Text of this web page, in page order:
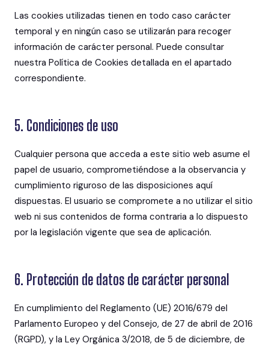
Las cookies utilizadas tienen en todo caso carácter
temporal y en ningún caso se utilizarán para recoger
información de carácter personal. Puede consultar
nuestra Política de Cookies detallada en el apartado
correspondiente.
5. Condiciones de uso
Cualquier persona que acceda a este sitio web asume el
papel de usuario, comprometiéndose a la observancia y
cumplimiento riguroso de las disposiciones aquí
dispuestas. El usuario se compromete a no utilizar el sitio
web ni sus contenidos de forma contraria a lo dispuesto
por la legislación vigente que sea de aplicación.
6. Protección de datos de carácter personal
En cumplimiento del Reglamento (UE) 2016/679 del
Parlamento Europeo y del Consejo, de 27 de abril de 2016
(RGPD), y la Ley Orgánica 3/2018, de 5 de diciembre, de